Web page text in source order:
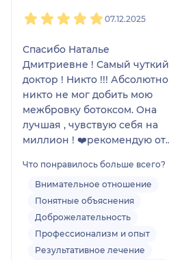
07.12.2025
Спасибо Наталье
Дмитриевне ! Самый чуткий
доктор ! Никто !!! Абсолютно
никто не мог добить мою
межбровку ботоксом. Она
лучшая , чувствую себя на
миллион ! ❤️рекомендую от
огонь !
Что понравилось больше всего?
Внимательное отношение
Понятные объяснения
Доброжелательность
Профессионализм и опыт
Результативное лечение